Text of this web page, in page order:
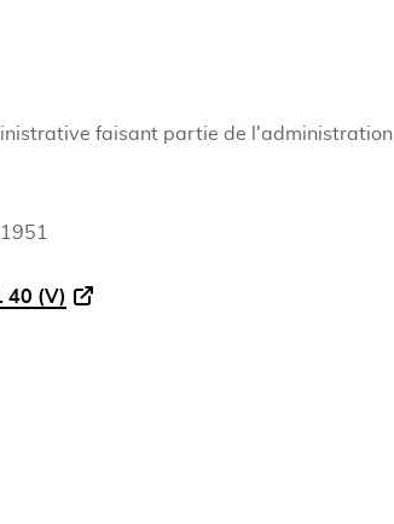
faisant partie de l'administration
40 (V)